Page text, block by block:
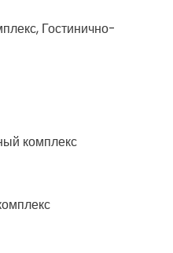
Гостинично-
комплекс